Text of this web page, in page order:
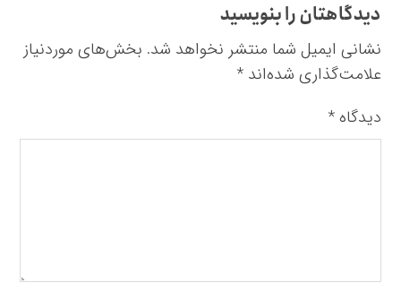
دیدگاهتان را بنویسید
نشانی ایمیل شما منتشر نخواهد شد. بخش‌های موردنیاز
علامت‌گذاری شده‌اند*
دیدگاه*